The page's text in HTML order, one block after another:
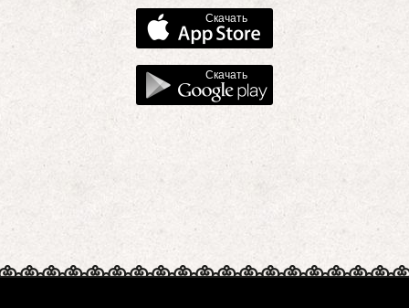
Скачать
Скачать